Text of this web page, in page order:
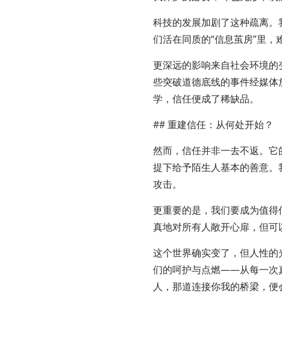
科技的发展加剧了这种疏离
们活在同质的“信息茧房”里，
更深远的影响来自社会环境
些突破道德底线的事件经媒
学，信任便成了稀缺品。
## 重建信任：从何处开始？
然而，信任并非一去不返。
提下给予陌生人基本的善意
攻击。
更重要的是，我们要成为值
真地对所有人敞开心扉，但可
这个世界确实变了，但人性
们的呵护与点燃——从每一次
人，那道连接你我的桥梁，便